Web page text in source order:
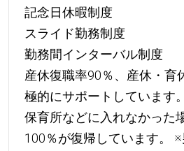
記念日休暇制度
スライド勤務制度
勤務間インターバル制度
産休復職率90％、産休・育
極的にサポートしています。
保育所などに入れなかった
100％が復帰しています。